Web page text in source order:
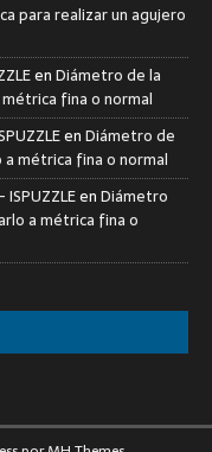
para realizar un agujero
enDiámetro de la
fina o normal
enDiámetro de
métrica fina o normal
enDiámetro
a métrica fina o